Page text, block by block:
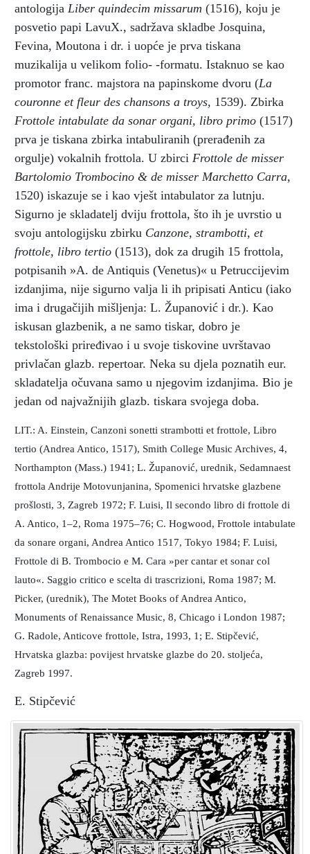
antologija Liber quindecim missarum (1516), koju je
posvetio papi LavuX., sadržava skladbe Josquina,
Fevina, Moutona i dr. i uopće je prva tiskana
muzikalija u velikom folio- -formatu. Istaknuo se kao
promotor franc. majstora na papinskome dvoru (La
couronne et fleur des chansons a troys, 1539). Zbirka
Frottole intabulate da sonar organi, libro primo (1517)
prva je tiskana zbirka intabuliranih (prerađenih za
orgulje) vokalnih frottola. U zbirci Frottole de misser
Bartolomio Trombocino & de misser Marchetto Carra,
1520) iskazuje se i kao vješt intabulator za lutnju.
Sigurno je skladatelj dviju frottola, što ih je uvrstio u
svoju antologijsku zbirku Canzone, strambotti, et
frottole, libro tertio (1513), dok za drugih 15 frottola,
potpisanih »A. de Antiquis (Venetus)« u Petruccijevim
izdanjima, nije sigurno valja li ih pripisati Anticu (iako
ima i drugačijih mišljenja: L. Županović i dr.). Kao
iskusan glazbenik, a ne samo tiskar, dobro je
tekstološki priređivao i u svoje tiskovine uvrštavao
privlačan glazb. repertoar. Neka su djela poznatih eur.
skladatelja očuvana samo u njegovim izdanjima. Bio je
jedan od najvažnijih glazb. tiskara svojega doba.
LIT.: A. Einstein, Canzoni sonetti strambotti et frottole, Libro
tertio (Andrea Antico, 1517), Smith College Music Archives, 4,
Northampton (Mass.) 1941; L. Županović, urednik, Sedamnaest
frottola Andrije Motovunjanina, Spomenici hrvatske glazbene
prošlosti, 3, Zagreb 1972; F. Luisi, Il secondo libro di frottole di
A. Antico, 1–2, Roma 1975–76; C. Hogwood, Frottole intabulate
da sonare organi, Andrea Antico 1517, Tokyo 1984; F. Luisi,
Frottole di B. Trombocio e M. Cara »per cantar et sonar col
lauto«. Saggio critico e scelta di trascrizioni, Roma 1987; M.
Picker, (urednik), The Motet Books of Andrea Antico,
Monuments of Renaissance Music, 8, Chicago i London 1987;
G. Radole, Anticove frottole, Istra, 1993, 1; E. Stipčević,
Hrvatska glazba: povijest hrvatske glazbe do 20. stoljeća,
Zagreb 1997.
E. Stipčević